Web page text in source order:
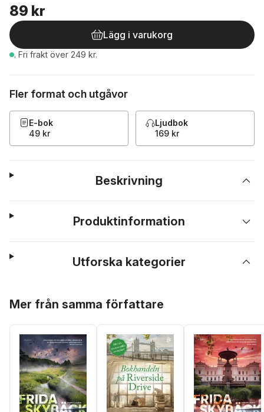
89 kr
Lägg i varukorg
. Fri frakt över 249 kr.
Fler format och utgåvor
E-bok
49 kr
Ljudbok
169 kr
Beskrivning
Produktinformation
Utforska kategorier
Mer från samma författare